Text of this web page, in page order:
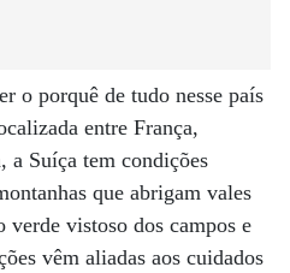
o porquê de tudo nesse país
entre França,
Suíça tem condições
que abrigam vales
verde vistoso dos campos e
vêm aliadas aos cuidados